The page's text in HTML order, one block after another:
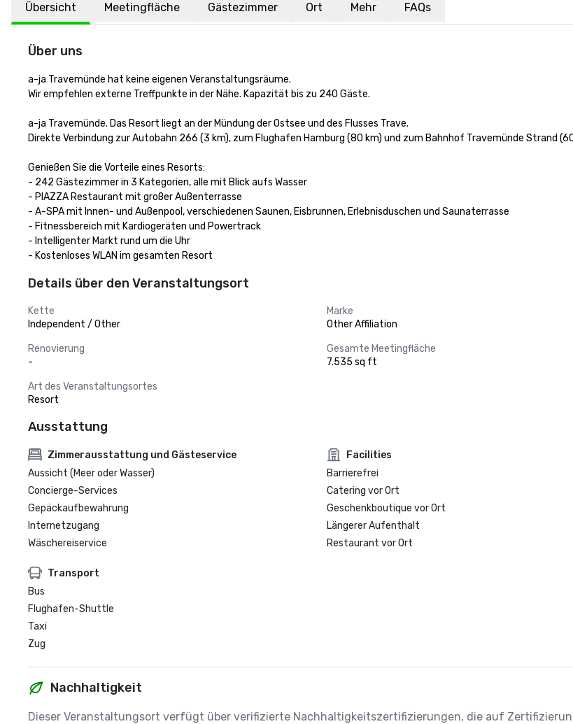
Übersicht Meetingfläche Gästezimmer Ort Mehr FAQs
Über uns
a-ja Travemünde hat keine eigenen Veranstaltungsräume.
Wir empfehlen externe Treffpunkte in der Nähe. Kapazität bis zu 240 Gäste.
a-ja Travemünde. Das Resort liegt an der Mündung der Ostsee und des Flusses Trave.
Direkte Verbindung zur Autobahn 266 (3 km), zum Flughafen Hamburg (80 km) und zum Bahnhof Travemünde Strand
Genießen Sie die Vorteile eines Resorts:
- 242 Gästezimmer in 3 Kategorien, alle mit Blick aufs Wasser
- PIAZZA Restaurant mit großer Außenterrasse
- A-SPA mit Innen- und Außenpool, verschiedenen Saunen, Eisbrunnen, Erlebnisduschen und Saunaterrasse
- Fitnessbereich mit Kardiogeräten und Powertrack
- Intelligenter Markt rund um die Uhr
- Kostenloses WLAN im gesamten Resort
Details über den Veranstaltungsort
Kette
Independent / Other
Marke
Other Affiliation
Renovierung
-
Gesamte Meetingfläche
7.535 sq ft
Art des Veranstaltungsortes
Resort
Ausstattung
Zimmerausstattung und Gästeservice
Aussicht (Meer oder Wasser)
Concierge-Services
Gepäckaufbewahrung
Internetzugang
Wäschereiservice
Facilities
Barrierefrei
Catering vor Ort
Geschenkboutique vor Ort
Längerer Aufenthalt
Restaurant vor Ort
Transport
Bus
Flughafen-Shuttle
Taxi
Zug
Nachhaltigkeit
Dieser Veranstaltungsort verfügt über verifizierte Nachhaltigkeitszertifizierungen, die auf